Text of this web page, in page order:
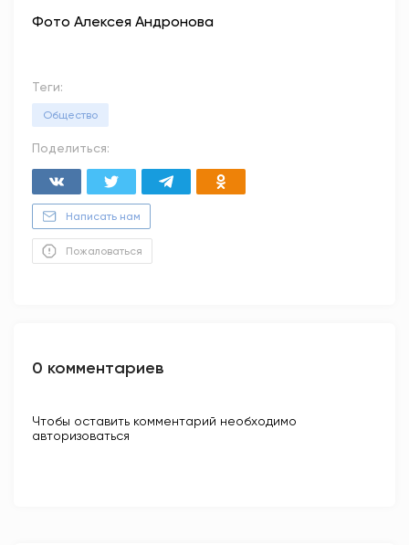
Фото Алексея Андронова
Теги:
Общество
Поделиться:
Написать нам
Пожаловаться
0 комментариев
Чтобы оставить комментарий необходимо
авторизоваться